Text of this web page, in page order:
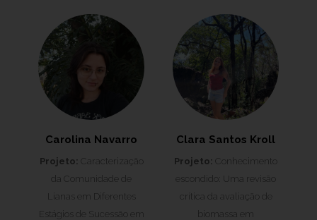
Carolina Navarro
Projeto: Caracterização
da Comunidade de
Lianas em Diferentes
Estágios de Sucessão em
Clara Santos Kroll
Projeto: Conhecimento
escondido: Uma revisão
crítica da avaliação de
biomassa em